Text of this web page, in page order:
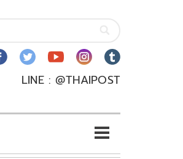
LINE : @THAIPOST